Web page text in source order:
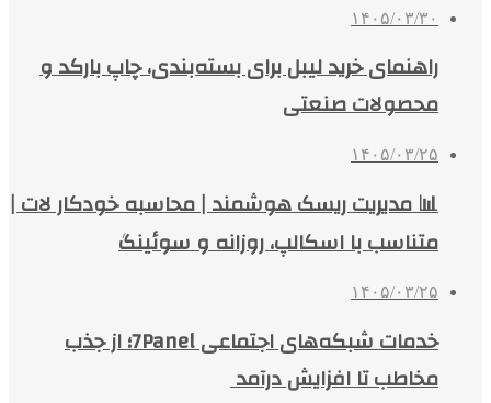
۱۴۰۵/۰۳/۳۰
راهنمای خرید لیبل برای بسته‌بندی، چاپ بارکد و
محصولات صنعتی
۱۴۰۵/۰۳/۲۵
📊 مدیریت ریسک هوشمند | محاسبه خودکار لات |
متناسب با اسکالپ، روزانه و سوئینگ
۱۴۰۵/۰۳/۲۵
خدمات شبکه‌های اجتماعی 7Panel؛ از جذب
مخاطب تا افزایش درآمد